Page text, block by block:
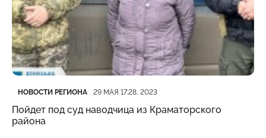
Категория
НОВОСТИ РЕГИОНА
Дата публикации 29 МАЯ 17:28, 2023
Пойдет под суд наводчица из Краматорского
района